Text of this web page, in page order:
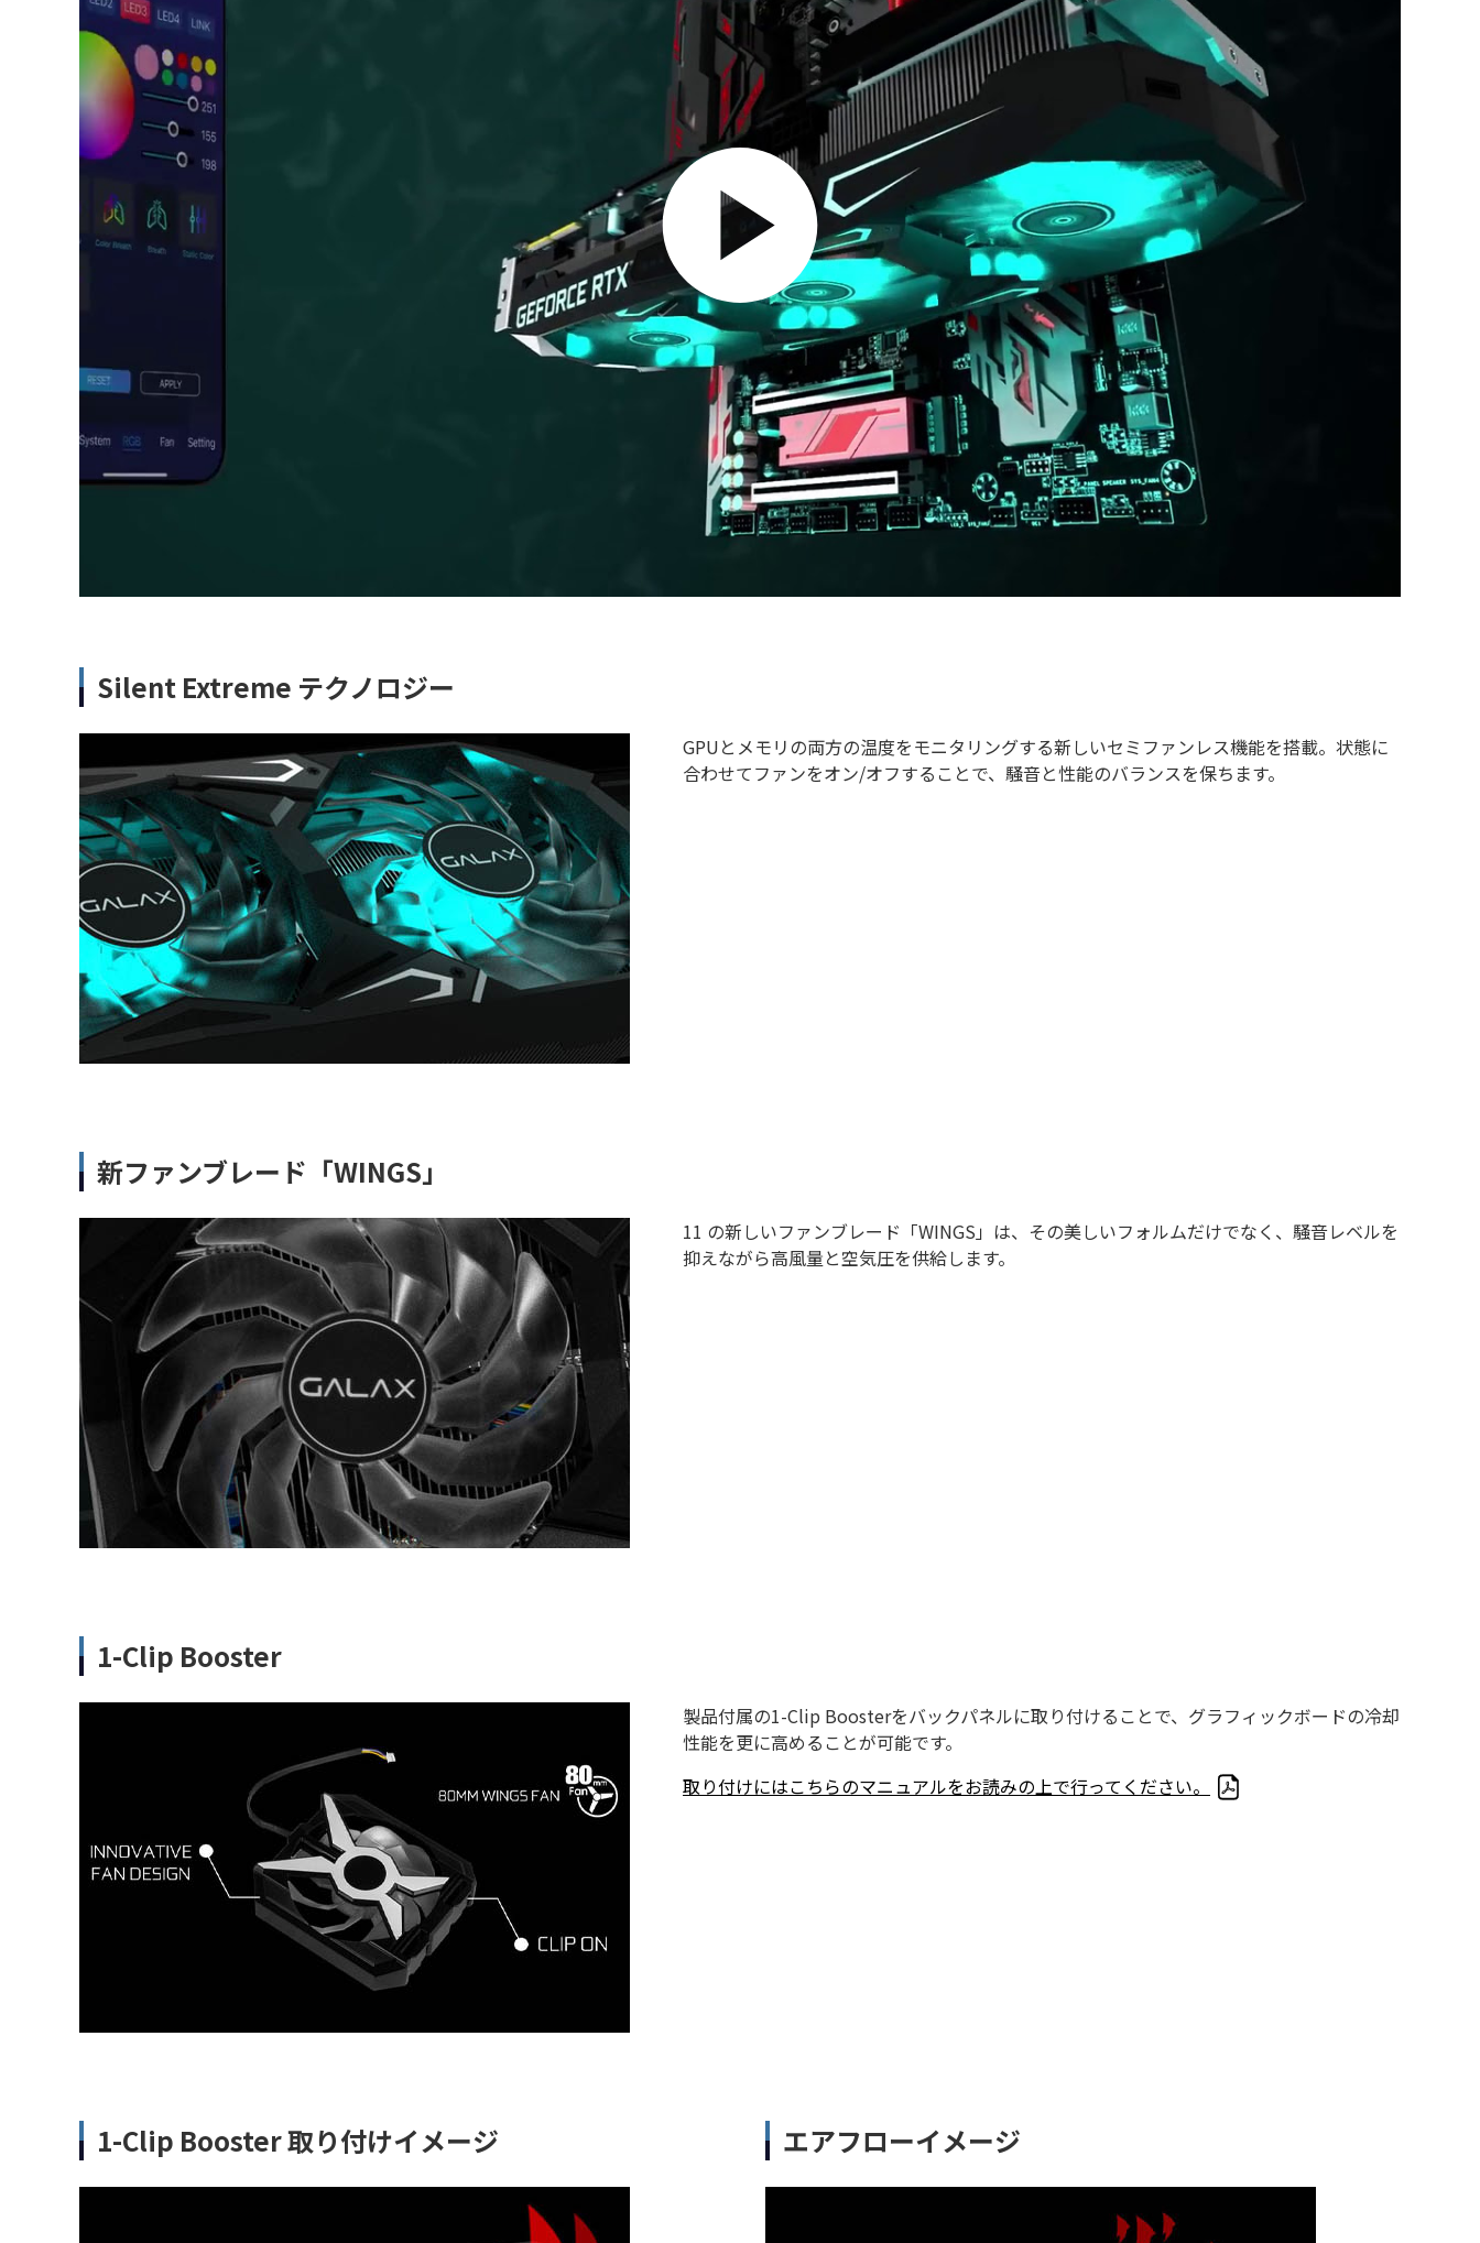
Silent Extreme テクノロジー
GPUとメモリの両方の温度をモニタリングする新しいセミファンレス機能を搭載。状態に
合わせてファンをオン/オフすることで、騒音と性能のバランスを保ちます。
新ファンブレード「WINGS」
11 の新しいファンブレード「WINGS」は、その美しいフォルムだけでなく、騒音レベルを
抑えながら高風量と空気圧を供給します。
1-Clip Booster
製品付属の1-Clip Boosterをバックパネルに取り付けることで、グラフィックボードの冷却
性能を更に高めることが可能です。
取り付けにはこちらのマニュアルをお読みの上で行ってください。
1-Clip Booster 取り付けイメージ エアフローイメージ